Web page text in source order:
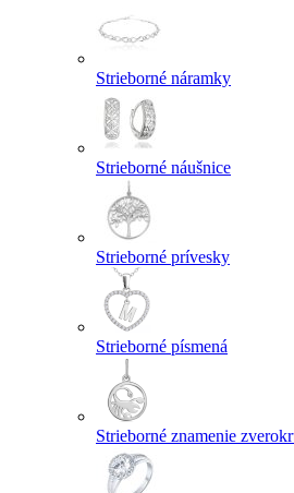
Strieborné náramky
Strieborné náušnice
Strieborné prívesky
Strieborné písmená
Strieborné znamenie